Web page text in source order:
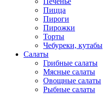
Пицца
Пироги
Пирожки
Торты
Чебуреки, кутабы
Салаты
Грибные салаты
Мясные салаты
Овощные салаты
Рыбные салаты